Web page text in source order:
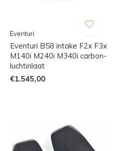
Eventuri
Eventuri B58 intake F2x F3x
M140i M240i M340i carbon-
luchtinlaat
€1.545,00